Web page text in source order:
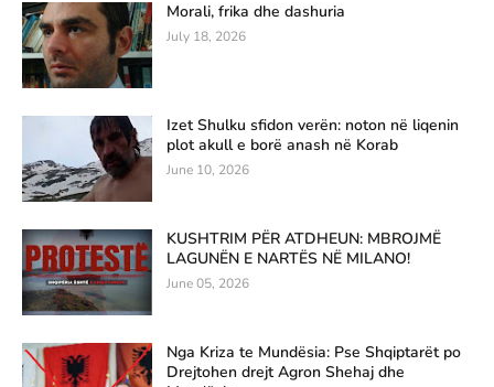
Morali, frika dhe dashuria
July 18, 2026
Izet Shulku sfidon verën: noton në liqenin
plot akull e borë anash në Korab
June 10, 2026
KUSHTRIM PËR ATDHEUN: MBROJMË
LAGUNËN E NARTËS NË MILANO!
June 05, 2026
Nga Kriza te Mundësia: Pse Shqiptarët po
Drejtohen drejt Agron Shehaj dhe